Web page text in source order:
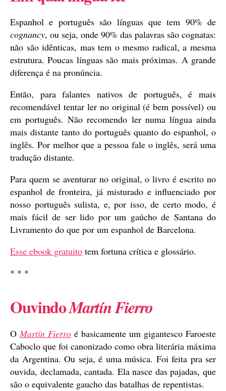
Espanhol e português são línguas que tem 90% de
cognancy, ou seja, onde 90% das palavras são cognatas:
não são idênticas, mas tem o mesmo radical, a mesma
estrutura. Poucas línguas são mais próximas. A grande
diferença é na pronúncia.
Então, para falantes nativos de português, é mais
recomendável tentar ler no original (é bem possível) ou
em português. Não recomendo ler numa língua ainda
mais distante tanto do português quanto do espanhol, o
inglês. Por melhor que a pessoa fale o inglês, será uma
tradução distante.
Para quem se aventurar no original, o livro é escrito no
espanhol de fronteira, já misturado e influenciado por
nosso português sulista, e, por isso, de certo modo, é
mais fácil de ser lido por um gaúcho de Santana do
Livramento do que por um espanhol de Barcelona.
Esse ebook gratuito tem fortuna crítica e glossário.
* * *
OuvindoMartín Fierro
O Martín Fierro é basicamente um gigantesco Faroeste
Caboclo que foi canonizado como obra literária máxima
da Argentina. Ou seja, é uma música. Foi feita pra ser
ouvida, declamada, cantada. Ela nasce das pajadas, que
são o equivalente gaucho das batalhas de repentistas.